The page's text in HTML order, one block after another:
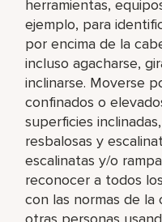
herramientas,
ejemplo, para
por encima de la
incluso agacharse,
inclinarse. Moverse
confinados o
superficies
resbalosas y
escalinatas y/o
reconocer a todos
con las normas de la
otras personas